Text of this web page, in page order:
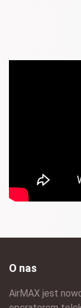
O nas
AirMAX jest